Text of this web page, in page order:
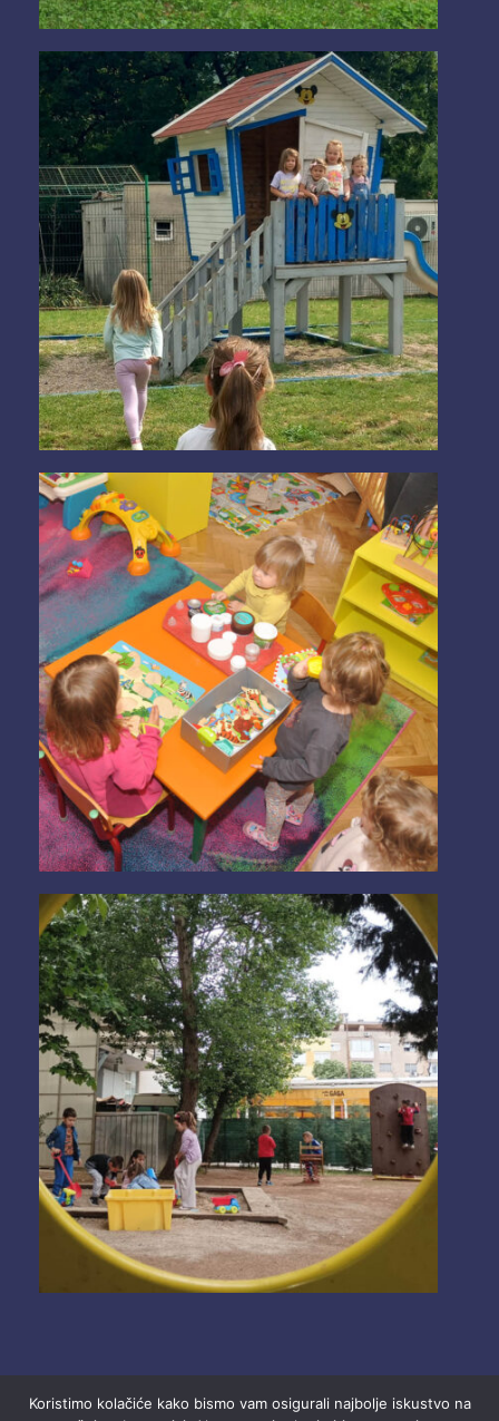
Koristimo kolačiće kako bismo vam osigurali najbolje iskustvo na